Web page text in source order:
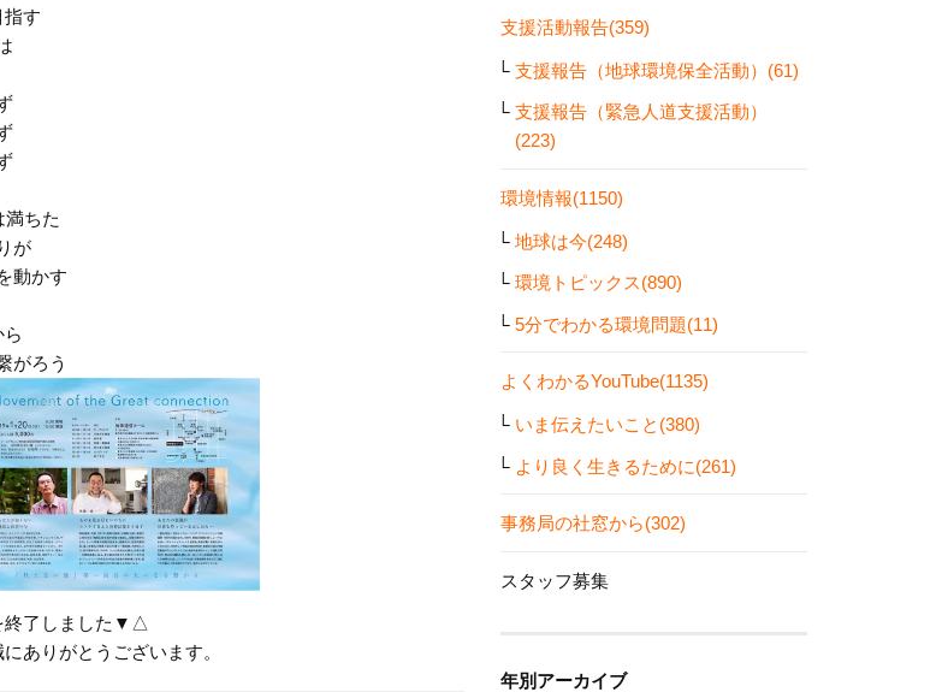
指す
満ちた
が
動かす
がろう
終了しました▼△
ありがとうございます。
支援活動報告(359)
支援報告（地球環境保全活動）(61)
支援報告（緊急人道支援活動）
(223)
環境情報(1150)
地球は今(248)
環境トピックス(890)
5分でわかる環境問題(11)
よくわかるYouTube(1135)
いま伝えたいこと(380)
より良く生きるために(261)
事務局の社窓から(302)
スタッフ募集
年別アーカイブ